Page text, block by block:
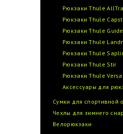
Рюкзаки Thule
Рюкзаки Thule
Рюкзаки Thule
Рюкзаки Thule
Рюкзаки Thule
Рюкзаки Thule Stir
Рюкзаки Thule
Аксессуары для
Сумки для спортивной
Чехлы для зимнего
Велорюкзаки